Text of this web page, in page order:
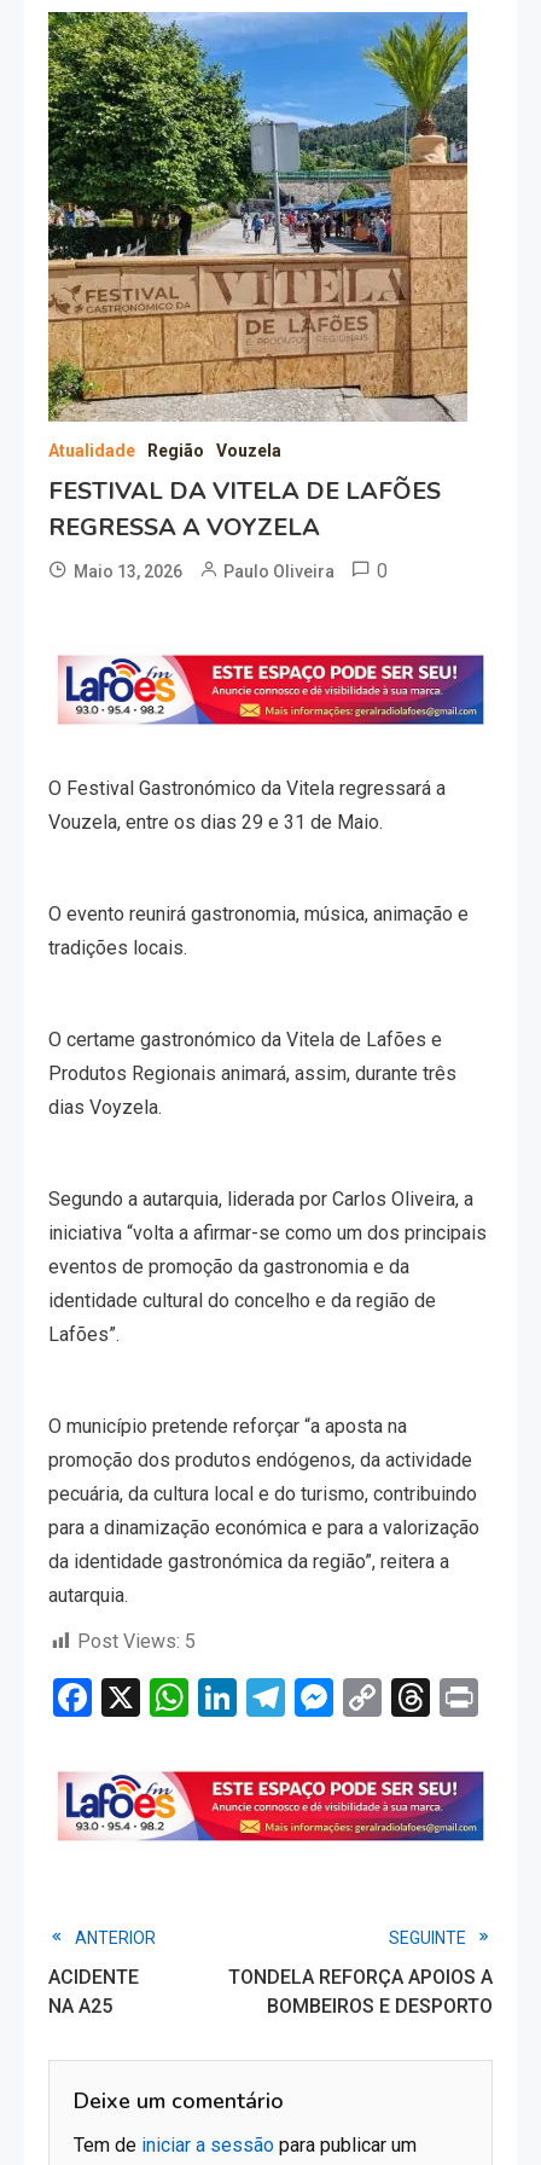
Atualidade Região Vouzela
FESTIVAL DA VITELA DE LAFÕES
REGRESSA A VOYZELA
Maio 13, 2026 Paulo Oliveira 0
O Festival Gastronómico da Vitela regressará a
Vouzela, entre os dias 29 e 31 de Maio.
O evento reunirá gastronomia, música, animação e
tradições locais.
O certame gastronómico da Vitela de Lafões e
Produtos Regionais animará, assim, durante três
dias Voyzela.
Segundo a autarquia, liderada por Carlos Oliveira, a
iniciativa “volta a afirmar-se como um dos principais
eventos de promoção da gastronomia e da
identidade cultural do concelho e da região de
Lafões”.
O município pretende reforçar “a aposta na
promoção dos produtos endógenos, da actividade
pecuária, da cultura local e do turismo, contribuindo
para a dinamização económica e para a valorização
da identidade gastronómica da região”, reitera a
autarquia.
Post Views: 5
Facebook
X WhatsApp
LinkedIn
Telegram
Messenger
Copy
Read
more
articles
ANTERIOR
ACIDENTE
NA A25
SEGUINTE
TONDELA REFORÇA APOIOS A
BOMBEIROS E DESPORTO
Deixe um comentário
Tem de iniciar a sessão para publicar um